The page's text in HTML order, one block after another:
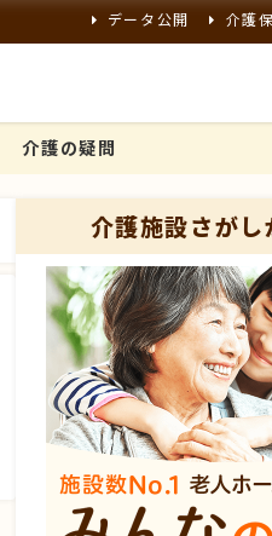
データ公開 介護
介護の疑問
介護施設さがし